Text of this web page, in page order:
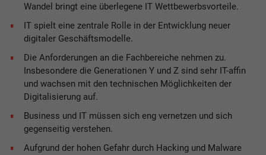
Wandel bringt eine überlegene IT Wettbewerbsvorteile.
IT spielt eine zentrale Rolle in der Entwicklung neuer
digitaler Geschäftsmodelle.
Die Anforderungen an die Fachbereiche nehmen zu.
Insbesondere die Generationen Y und Z sind sehr IT-affin
und wachsen mit den technischen Möglichkeiten der
Digitalisierung auf.
Business und IT müssen sich eng vernetzen und sich
gegenseitig verstehen.
Aufgrund der hohen Gefahr durch Hacking und Malware